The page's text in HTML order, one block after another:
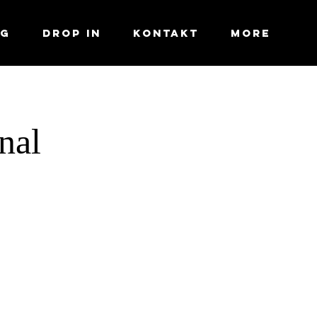
Drop In Kontakt More